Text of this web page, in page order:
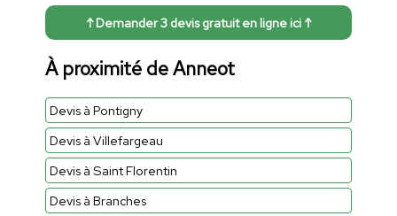
↑ Demander 3 devis gratuit en ligne ici ↑
À proximité de Anneot
Devis à Pontigny
Devis à Villefargeau
Devis à Saint Florentin
Devis à Branches